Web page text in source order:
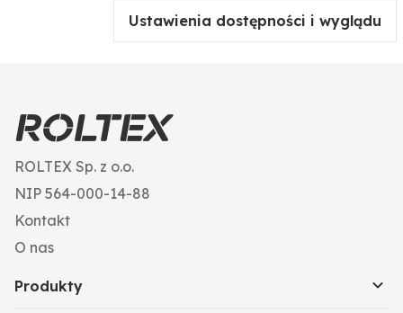
Ustawienia dostępności i wyglądu
ROLTEX Sp. z o.o.
NIP 564-000-14-88
Kontakt
O nas
Produkty